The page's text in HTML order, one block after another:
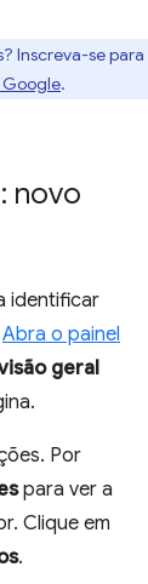
Inscreva-se para
Google.
novo
identificar
Abra o painel
geral
Por
para ver a
Clique em
.